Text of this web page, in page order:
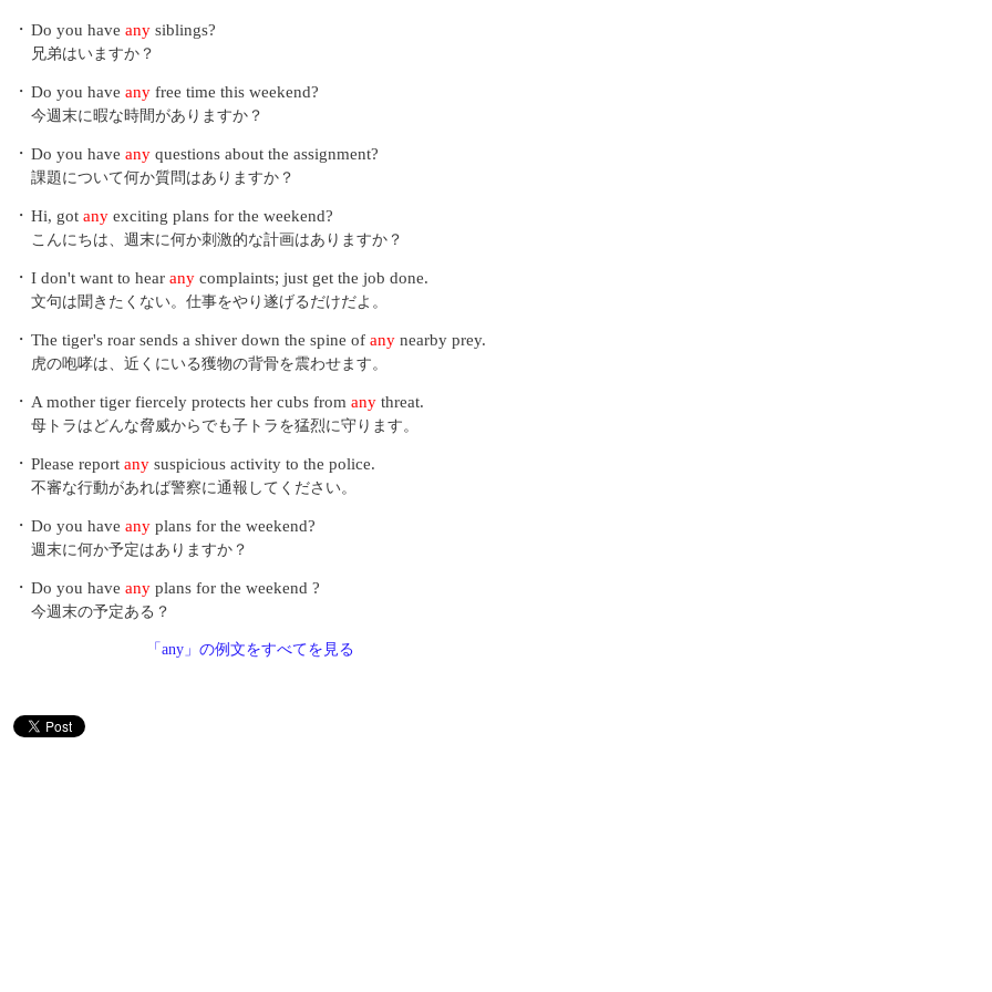
・ Do you have any siblings?
兄弟はいますか？
・ Do you have any free time this weekend?
今週末に暇な時間がありますか？
・ Do you have any questions about the assignment?
課題について何か質問はありますか？
・ Hi, got any exciting plans for the weekend?
こんにちは、週末に何か刺激的な計画はありますか？
・ I don't want to hear any complaints; just get the job done.
文句は聞きたくない。仕事をやり遂げるだけだよ。
・ The tiger's roar sends a shiver down the spine of any nearby prey.
虎の咆哮は、近くにいる獲物の背骨を震わせます。
・ A mother tiger fiercely protects her cubs from any threat.
母トラはどんな脅威からでも子トラを猛烈に守ります。
・ Please report any suspicious activity to the police.
不審な行動があれば警察に通報してください。
・ Do you have any plans for the weekend?
週末に何か予定はありますか？
・ Do you have any plans for the weekend ?
今週末の予定ある？
「any」の例文をすべてを見る